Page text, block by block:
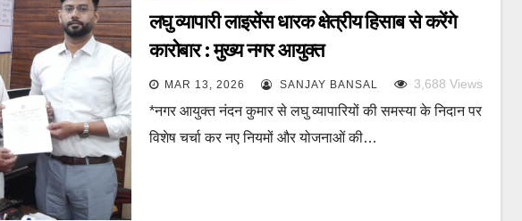
लघु व्यापारी लाइसेंस धारक क्षेत्रीय हिसाब से करेंगे
कारोबार : मुख्य नगर आयुक्त
MAR 13, 2026 SANJAY BANSAL 3,688 Views
*नगर आयुक्त नंदन कुमार से लघु व्यापारियों की समस्या के निदान पर
विशेष चर्चा कर नए नियमों और योजनाओं की…